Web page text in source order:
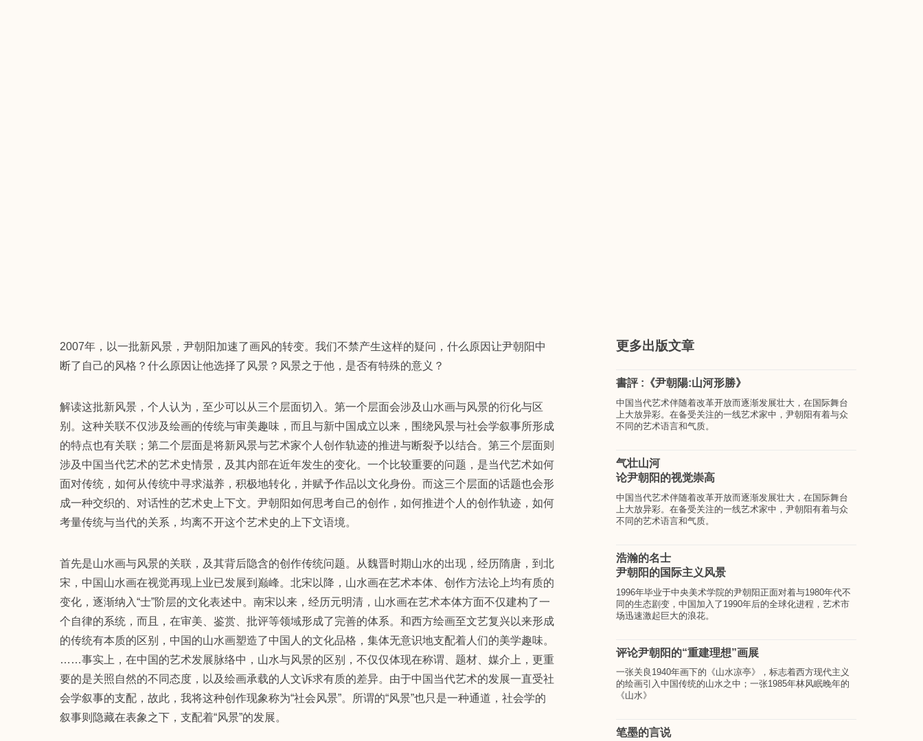
2007年，以一批新风景，尹朝阳加速了画风的转变。我们不禁产生这样的疑问，什么原因让尹朝阳中
断了自己的风格？什么原因让他选择了风景？风景之于他，是否有特殊的意义？
解读这批新风景，个人认为，至少可以从三个层面切入。第一个层面会涉及山水画与风景的衍化与区
别。这种关联不仅涉及绘画的传统与审美趣味，而且与新中国成立以来，围绕风景与社会学叙事所形成
的特点也有关联；第二个层面是将新风景与艺术家个人创作轨迹的推进与断裂予以结合。第三个层面则
涉及中国当代艺术的艺术史情景，及其内部在近年发生的变化。一个比较重要的问题，是当代艺术如何
面对传统，如何从传统中寻求滋养，积极地转化，并赋予作品以文化身份。而这三个层面的话题也会形
成一种交织的、对话性的艺术史上下文。尹朝阳如何思考自己的创作，如何推进个人的创作轨迹，如何
考量传统与当代的关系，均离不开这个艺术史的上下文语境。
首先是山水画与风景的关联，及其背后隐含的创作传统问题。从魏晋时期山水的出现，经历隋唐，到北
宋，中国山水画在视觉再现上业已发展到巅峰。北宋以降，山水画在艺术本体、创作方法论上均有质的
变化，逐渐纳入“士”阶层的文化表述中。南宋以来，经历元明清，山水画在艺术本体方面不仅建构了一
个自律的系统，而且，在审美、鉴赏、批评等领域形成了完善的体系。和西方绘画至文艺复兴以来形成
的传统有本质的区别，中国的山水画塑造了中国人的文化品格，集体无意识地支配着人们的美学趣味。
……事实上，在中国的艺术发展脉络中，山水与风景的区别，不仅仅体现在称谓、题材、媒介上，更重
要的是关照自然的不同态度，以及绘画承载的人文诉求有质的差异。由于中国当代艺术的发展一直受社
会学叙事的支配，故此，我将这种创作现象称为“社会风景”。所谓的“风景”也只是一种通道，社会学的
叙事则隐藏在表象之下，支配着“风景”的发展。
更多出版文章
書評 :《尹朝陽:山河形勝》
中国当代艺术伴随着改革开放而逐渐发展壮大，在国际舞台
上大放异彩。在备受关注的一线艺术家中，尹朝阳有着与众
不同的艺术语言和气质。
气壮山河
论尹朝阳的视觉崇高
中国当代艺术伴随着改革开放而逐渐发展壮大，在国际舞台
上大放异彩。在备受关注的一线艺术家中，尹朝阳有着与众
不同的艺术语言和气质。
浩瀚的名士
尹朝阳的国际主义风景
1996年毕业于中央美术学院的尹朝阳正面对着与1980年代不
同的生态剧变，中国加入了1990年后的全球化进程，艺术市
场迅速激起巨大的浪花。
评论尹朝阳的“重建理想”画展
一张关良1940年画下的《山水凉亭》，标志着西方现代主义
的绘画引入中国传统的山水之中；一张1985年林风眠晚年的
《山水》
笔墨的言说